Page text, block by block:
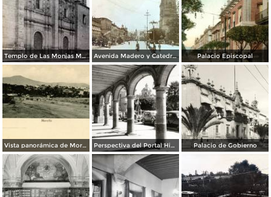
Templo de Las Monjas Morelia Mich. Avenida Madero y Catedral. ( Circulada el 30 de Mayo de 1934 ). Palacio Episcopal
Vista panorámica de Morelia Perspectiva del Portal Hidalgo Palacio de Gobierno